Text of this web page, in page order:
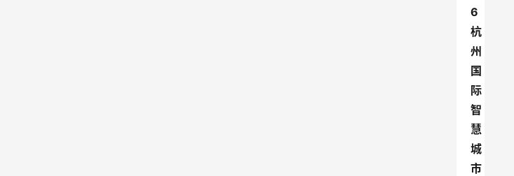
6
杭
州
国
际
智
慧
城
市